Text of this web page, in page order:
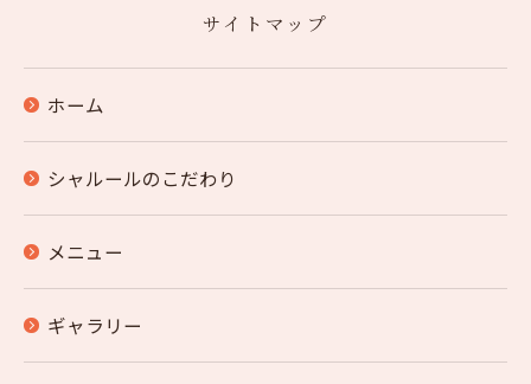
サイトマップ
ホーム
シャルールのこだわり
メニュー
ギャラリー